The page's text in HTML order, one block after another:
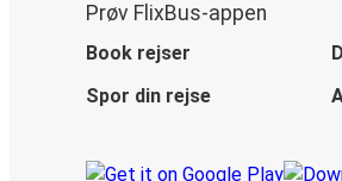
Prøv FlixBus-appen
Book rejser
Spor din rejse